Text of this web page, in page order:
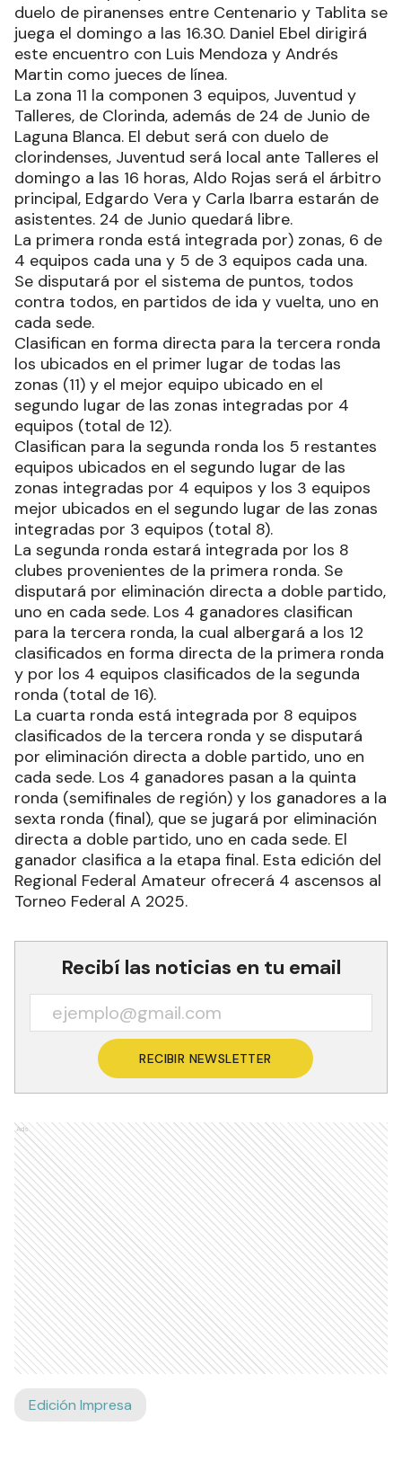
duelo de piranenses entre Centenario y Tablita se
juega el domingo a las 16.30. Daniel Ebel dirigirá
este encuentro con Luis Mendoza y Andrés
Martin como jueces de línea.
La zona 11 la componen 3 equipos, Juventud y
Talleres, de Clorinda, además de 24 de Junio de
Laguna Blanca. El debut será con duelo de
clorindenses, Juventud será local ante Talleres el
domingo a las 16 horas, Aldo Rojas será el árbitro
principal, Edgardo Vera y Carla Ibarra estarán de
asistentes. 24 de Junio quedará libre.
La primera ronda está integrada por) zonas, 6 de
4 equipos cada una y 5 de 3 equipos cada una.
Se disputará por el sistema de puntos, todos
contra todos, en partidos de ida y vuelta, uno en
cada sede.
Clasifican en forma directa para la tercera ronda
los ubicados en el primer lugar de todas las
zonas (11) y el mejor equipo ubicado en el
segundo lugar de las zonas integradas por 4
equipos (total de 12).
Clasifican para la segunda ronda los 5 restantes
equipos ubicados en el segundo lugar de las
zonas integradas por 4 equipos y los 3 equipos
mejor ubicados en el segundo lugar de las zonas
integradas por 3 equipos (total 8).
La segunda ronda estará integrada por los 8
clubes provenientes de la primera ronda. Se
disputará por eliminación directa a doble partido,
uno en cada sede. Los 4 ganadores clasifican
para la tercera ronda, la cual albergará a los 12
clasificados en forma directa de la primera ronda
y por los 4 equipos clasificados de la segunda
ronda (total de 16).
La cuarta ronda está integrada por 8 equipos
clasificados de la tercera ronda y se disputará
por eliminación directa a doble partido, uno en
cada sede. Los 4 ganadores pasan a la quinta
ronda (semifinales de región) y los ganadores a la
sexta ronda (final), que se jugará por eliminación
directa a doble partido, uno en cada sede. El
ganador clasifica a la etapa final. Esta edición del
Regional Federal Amateur ofrecerá 4 ascensos al
Torneo Federal A 2025.
Recibí las noticias en tu email
RECIBIR NEWSLETTER
Ads
Edición Impresa